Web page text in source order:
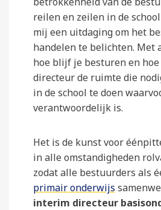
reilen en zeilen in de
mij een uitdaging om het
handelen te belichten. Met
hoe blijf je besturen en hoe
directeur de ruimte die
in de school te doen
verantwoordelijk is.
Het is de kunst voor
in alle omstandigheden
zodat alle bestuurders als
primair onderwijs
interim directeur